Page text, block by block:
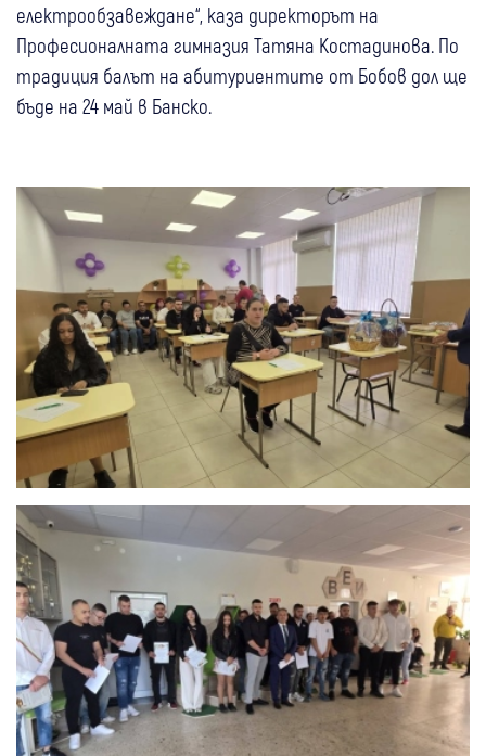
електрообзавеждане“, каза директорът на
Професионалната гимназия Татяна Костадинова. По
традиция балът на абитуриентите от Бобов дол ще
бъде на 24 май в Банско.